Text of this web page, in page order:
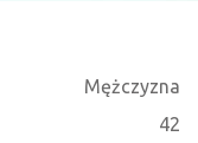
Mężczyzna
42